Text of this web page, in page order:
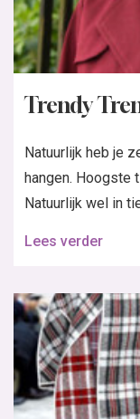
Trendy
Natuurlijk heb je
hangen. Hoogste
Natuurlijk wel in
Lees verder